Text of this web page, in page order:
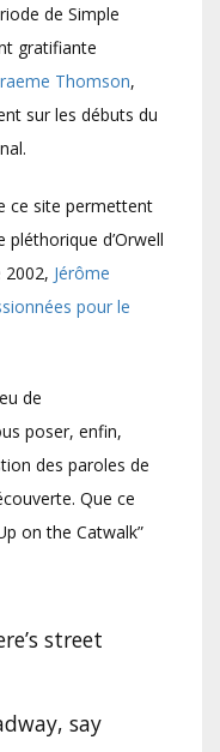
de Simple
gratifiante
Thomson,
sur les débuts du
ce site permettent
d’Orwell
2002, Jérôme
pour le
de
poser, enfin,
des paroles de
Que ce
on the Catwalk”
street
say